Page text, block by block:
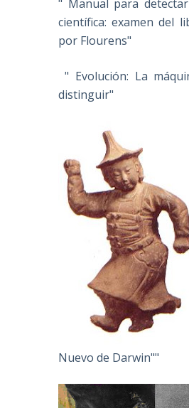
" Manual para
científica: examen del
por Flourens"
" Evolución: La
distinguir"
Nuevo de Darwin""